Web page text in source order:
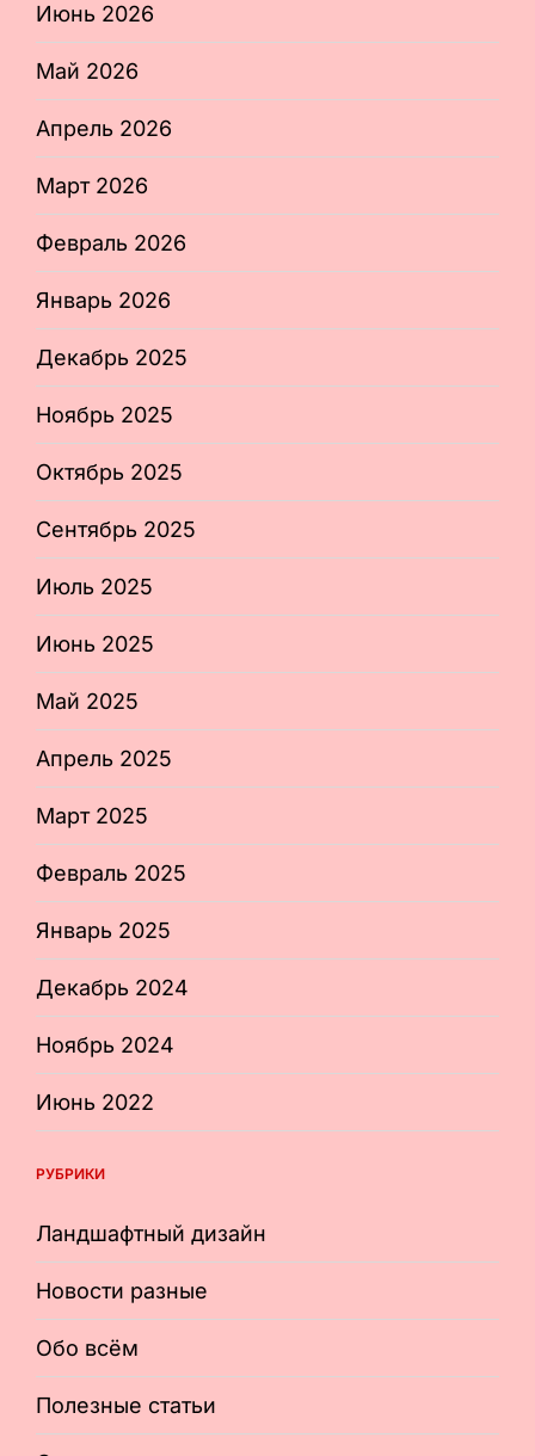
Июнь 2026
Май 2026
Апрель 2026
Март 2026
Февраль 2026
Январь 2026
Декабрь 2025
Ноябрь 2025
Октябрь 2025
Сентябрь 2025
Июль 2025
Июнь 2025
Май 2025
Апрель 2025
Март 2025
Февраль 2025
Январь 2025
Декабрь 2024
Ноябрь 2024
Июнь 2022
РУБРИКИ
Ландшафтный дизайн
Новости разные
Обо всём
Полезные статьи